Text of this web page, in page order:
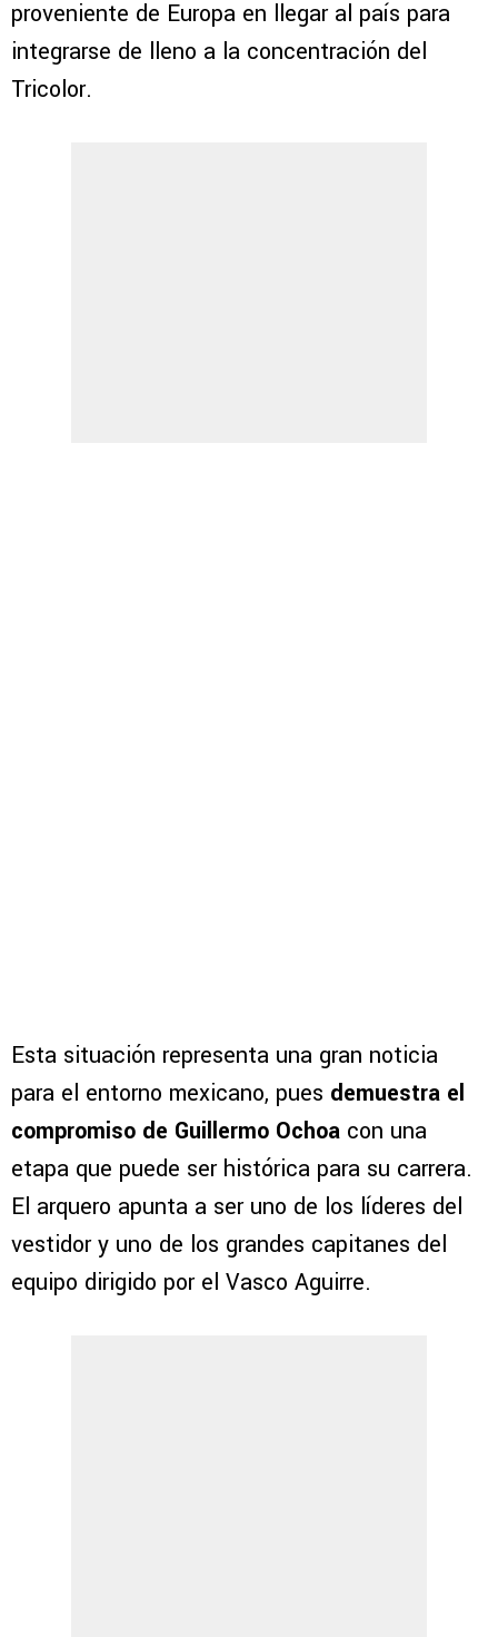
proveniente de Europa en llegar al país para
integrarse de lleno a la concentración del
Tricolor.
Esta situación representa una gran noticia
para el entorno mexicano, pues demuestra el
compromiso de Guillermo Ochoa con una
etapa que puede ser histórica para su carrera.
El arquero apunta a ser uno de los líderes del
vestidor y uno de los grandes capitanes del
equipo dirigido por el Vasco Aguirre.